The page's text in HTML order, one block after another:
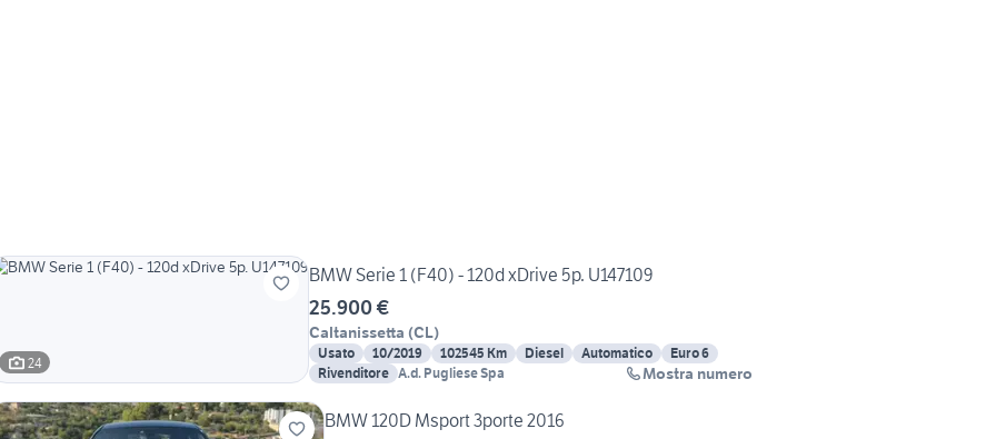
24
BMW Serie 1 (F40) - 120d xDrive 5p. U147109
25.900 €
Caltanissetta (CL)
Usato 10/2019 102545 Km Diesel Automatico
Euro 6
Rivenditore A.d. Pugliese Spa Mostra numero
BMW 120D Msport 3porte 2016